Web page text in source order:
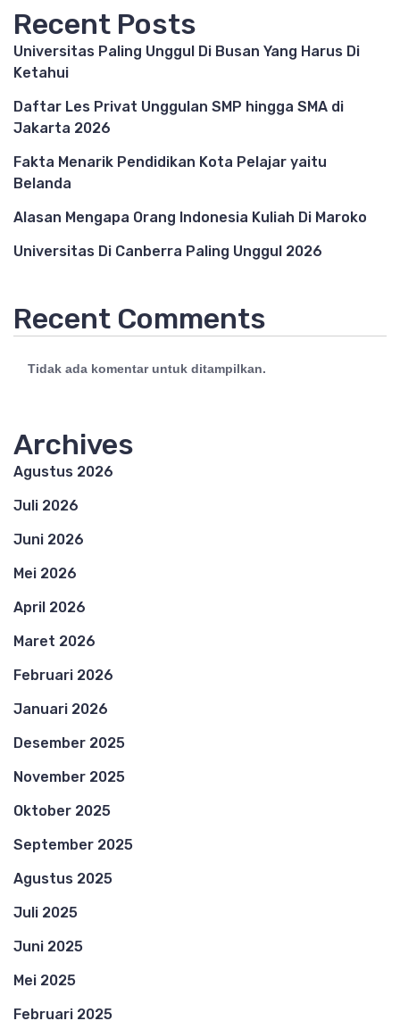
Recent Posts
Universitas Paling Unggul Di Busan Yang Harus Di
Ketahui
Daftar Les Privat Unggulan SMP hingga SMA di
Jakarta 2026
Fakta Menarik Pendidikan Kota Pelajar yaitu
Belanda
Alasan Mengapa Orang Indonesia Kuliah Di Maroko
Universitas Di Canberra Paling Unggul 2026
Recent Comments
Tidak ada komentar untuk ditampilkan.
Archives
Agustus 2026
Juli 2026
Juni 2026
Mei 2026
April 2026
Maret 2026
Februari 2026
Januari 2026
Desember 2025
November 2025
Oktober 2025
September 2025
Agustus 2025
Juli 2025
Juni 2025
Mei 2025
Februari 2025